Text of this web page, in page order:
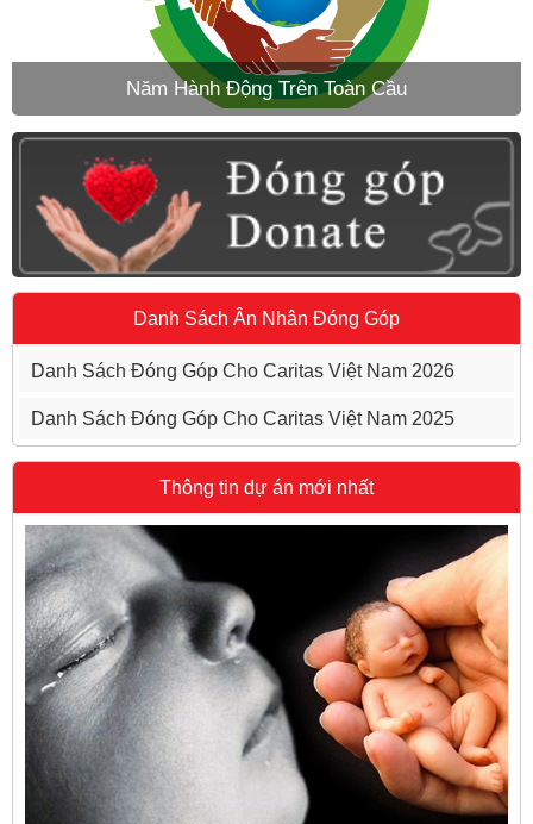
Năm Hành Động Trên Toàn Cầu
Danh Sách Ân Nhân Đóng Góp
Danh Sách Đóng Góp Cho Caritas Việt Nam 2026
Danh Sách Đóng Góp Cho Caritas Việt Nam 2025
Thông tin dự án mới nhất